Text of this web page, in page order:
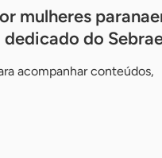
mulheres
do
acompanhar conteúdos,